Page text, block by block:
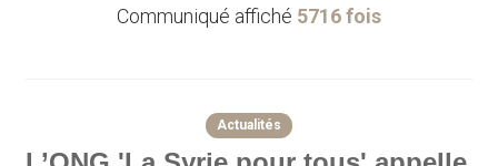
Communiqué affiché 5716 fois
Actualités